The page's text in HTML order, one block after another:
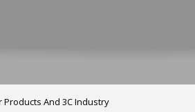
Products And 3C Industry